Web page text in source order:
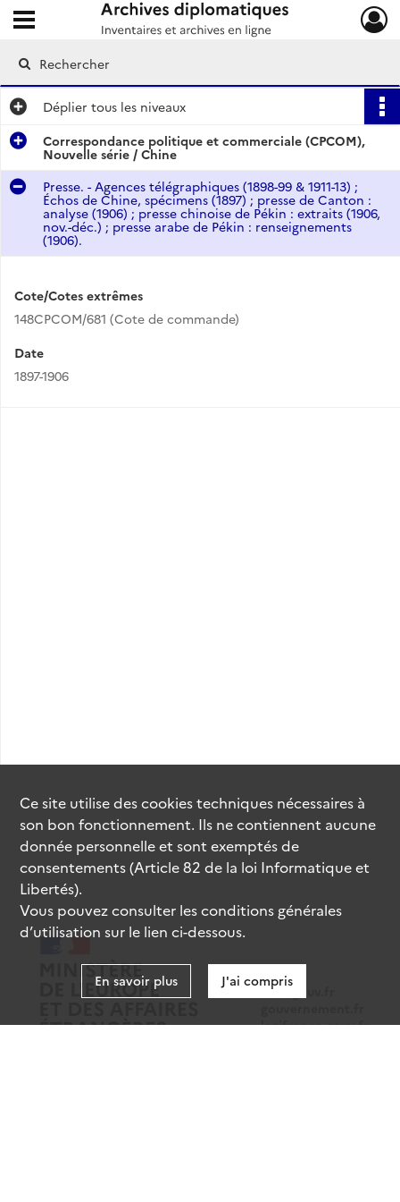
Archives diplomatiques
Ouvrir le menu déroulant
Déplier tous les niveaux
Correspondance politique et commerciale (CPCOM),
Nouvelle série / Chine
Presse. - Agences télégraphiques (1898-99 & 1911-13) ;
Échos de Chine, spécimens (1897) ; presse de Canton :
analyse (1906) ; presse chinoise de Pékin : extraits (1906,
nov.-déc.) ; presse arabe de Pékin : renseignements
(1906).
Cote/Cotes extrêmes
148CPCOM/681 (Cote de commande)
Date
1897-1906
data.gouv.fr
legifrance.gouv.fr
Ce site utilise descookiestechniques nécessaires à
son bon fonctionnement. Ils ne contiennent aucune
donnée personnelle et sont exemptés de
consentements (Article 82 de la loi Informatique et
Libertés).
Vous pouvez consulter les conditions générales
d’utilisation sur le lien ci-dessous.
En savoir plus J'ai compris